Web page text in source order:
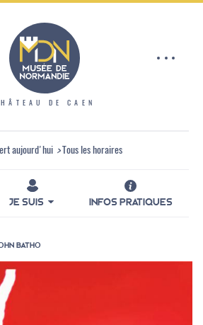
DE CAEN
aujourd'hui > Tous les horaires
JE SUIS INFOS PRATIQUES
BATHO
cookies